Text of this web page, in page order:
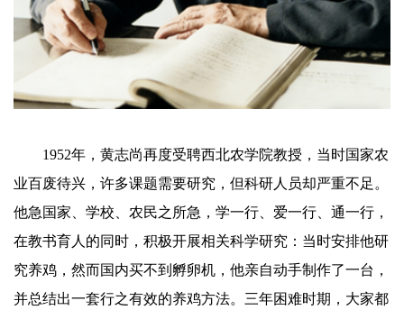
1952年，黄志尚再度受聘西北农学院教授，当时国家农
业百废待兴，许多课题需要研究，但科研人员却严重不足。
他急国家、学校、农民之所急，学一行、爱一行、通一行，
在教书育人的同时，积极开展相关科学研究：当时安排他研
究养鸡，然而国内买不到孵卵机，他亲自动手制作了一台，
并总结出一套行之有效的养鸡方法。三年困难时期，大家都